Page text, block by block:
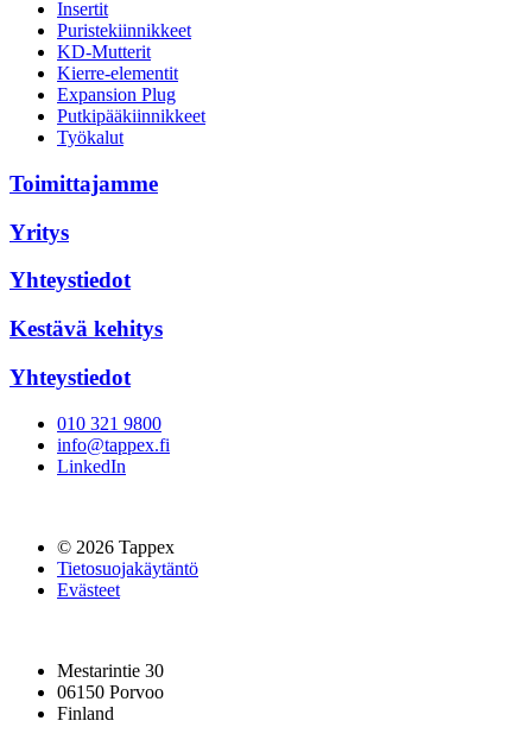
Insertit
Puristekiinnikkeet
KD-Mutterit
Kierre-elementit
Expansion Plug
Putkipääkiinnikkeet
Työkalut
Toimittajamme
Yritys
Yhteystiedot
Kestävä kehitys
Yhteystiedot
010 321 9800
info@tappex.fi
LinkedIn
© 2026 Tappex
Tietosuojakäytäntö
Evästeet
Mestarintie 30
06150 Porvoo
Finland